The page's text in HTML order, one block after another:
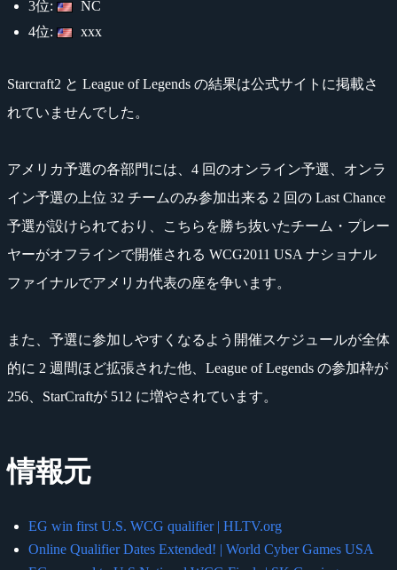
3位:
NC
4位:
xxx
Starcraft2 と League of Legends の結果は公式サイトに掲載さ
れていませんでした。
アメリカ予選の各部門には、4 回のオンライン予選、オンラ
イン予選の上位 32 チームのみ参加出来る 2 回の Last Chance
予選が設けられており、こちらを勝ち抜いたチーム・プレー
ヤーがオフラインで開催される WCG2011 USA ナショナル
ファイナルでアメリカ代表の座を争います。
また、予選に参加しやすくなるよう開催スケジュールが全体
的に 2 週間ほど拡張された他、League of Legends の参加枠が
256、StarCraftが 512 に増やされています。
情報元
EG win first U.S. WCG qualifier | HLTV.org
Online Qualifier Dates Extended! | World Cyber Games USA